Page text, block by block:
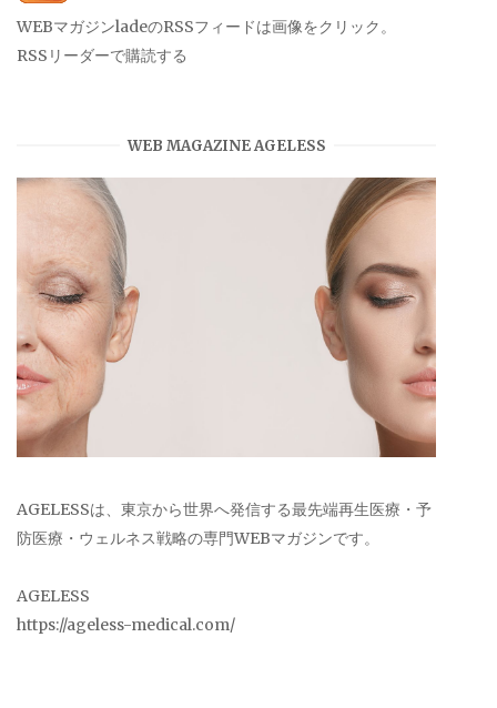
WEBマガジンladeのRSSフィードは画像をクリック。
RSSリーダーで購読する
WEB MAGAZINE AGELESS
AGELESSは、東京から世界へ発信する最先端再生医療・予
防医療・ウェルネス戦略の専門WEBマガジンです。
AGELESS
https://ageless-medical.com/